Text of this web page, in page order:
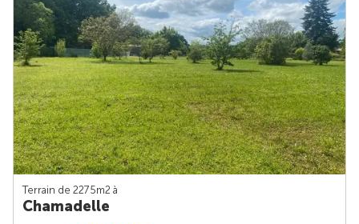
Terrain de 2275m2 à
Chamadelle